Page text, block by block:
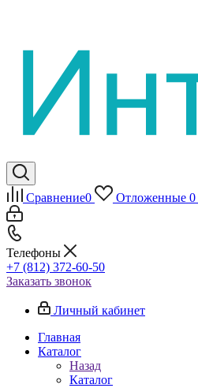
Сравнение0 Отложенные 0
Телефоны
+7 (812) 372-60-50
Заказать звонок
Личный кабинет
Главная
Каталог
Назад
Каталог